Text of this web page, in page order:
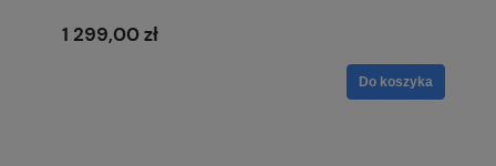
1 299,00 zł
Do koszyka